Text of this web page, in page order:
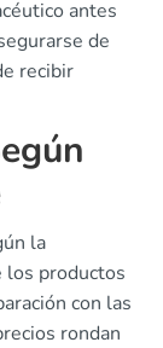
antes
de
recibir
la
los productos
con las
rondan